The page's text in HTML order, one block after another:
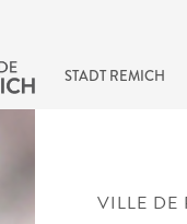
STADT REMICH
VILLE DE